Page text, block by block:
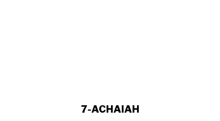
7-ACHAIAH